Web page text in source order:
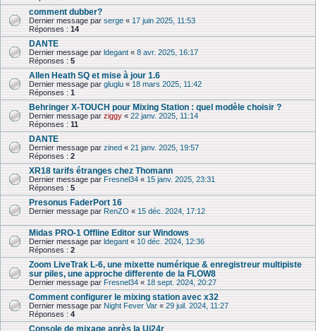
comment dubber?
Dernier message par serge « 17 juin 2025, 11:53
Réponses : 14
DANTE
Dernier message par ldegant « 8 avr. 2025, 16:17
Réponses : 5
Allen Heath SQ et mise à jour 1.6
Dernier message par gluglu « 18 mars 2025, 11:42
Réponses : 1
Behringer X-TOUCH pour Mixing Station : quel modèle choisir ?
Dernier message par ziggy « 22 janv. 2025, 11:14
Réponses : 11
DANTE
Dernier message par zined « 21 janv. 2025, 19:57
Réponses : 2
XR18 tarifs étranges chez Thomann
Dernier message par Fresnel34 « 15 janv. 2025, 23:31
Réponses : 5
Presonus FaderPort 16
Dernier message par RenZO « 15 déc. 2024, 17:12
Midas PRO-1 Offline Editor sur Windows
Dernier message par ldegant « 10 déc. 2024, 12:36
Réponses : 2
Zoom LiveTrak L-6, une mixette numérique & enre­gis­treur multi­piste
sur piles, une approche differente de la FLOW8
Dernier message par Fresnel34 « 18 sept. 2024, 20:27
Comment configurer le mixing station avec x32
Dernier message par Night Fever Var « 29 juil. 2024, 11:27
Réponses : 4
Console de mixage après la Ui24r